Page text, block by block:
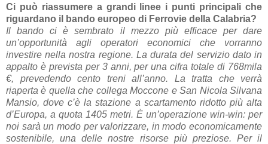
Ci può riassumere a grandi linee i punti principali che
riguardano il bando europeo di Ferrovie della Calabria?
Il bando ci è sembrato il mezzo più efficace per dare
un’opportunità agli operatori economici che vorranno
investire nella nostra regione. La durata del servizio dato in
appalto è prevista per 3 anni, per una cifra totale di 768mila
€, prevedendo cento treni all’anno. La tratta che verrà
riaperta è quella che collega Moccone e San Nicola Silvana
Mansio, dove c’è la stazione a scartamento ridotto più alta
d’Europa, a quota 1405 metri. È un’operazione win-win: per
noi sarà un modo per valorizzare, in modo economicamente
sostenibile, una delle nostre risorse più preziose. Per il